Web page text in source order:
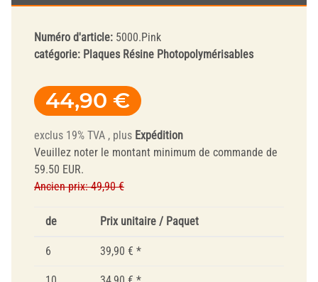
Numéro d'article: 5000.Pink
catégorie: Plaques Résine Photopolymérisables
44,90 €
exclus 19% TVA , plus Expédition
Veuillez noter le montant minimum de commande de
59.50 EUR.
Ancien prix: 49,90 €
de Prix unitaire / Paquet
6 39,90 € *